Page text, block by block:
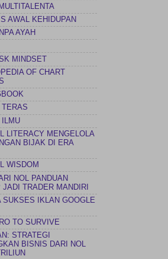
AWAL KEHIDUPAN
AYAH
MINDSET
OF CHART
TERAS
ILMU
LITERACY MENGELOLA
BIJAK DI ERA
WISDOM
NOL PANDUAN
JADI TRADER MANDIRI
SUKSES IKLAN GOOGLE
TO SURVIVE
STRATEGI
BISNIS DARI NOL